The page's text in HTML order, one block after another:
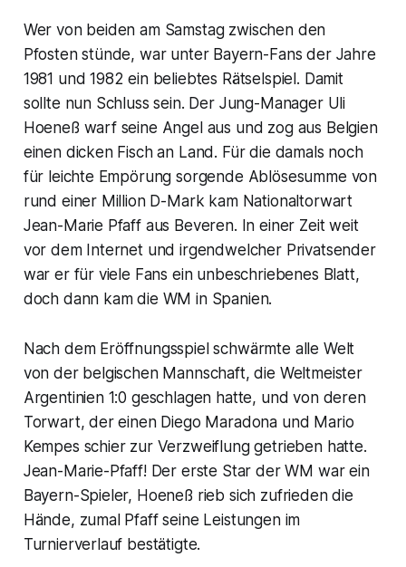
Wer von beiden am Samstag zwischen den
Pfosten stünde, war unter Bayern-Fans der Jahre
1981 und 1982 ein beliebtes Rätselspiel. Damit
sollte nun Schluss sein. Der Jung-Manager Uli
Hoeneß warf seine Angel aus und zog aus Belgien
einen dicken Fisch an Land. Für die damals noch
für leichte Empörung sorgende Ablösesumme von
rund einer Million D-Mark kam Nationaltorwart
Jean-Marie Pfaff aus Beveren. In einer Zeit weit
vor dem Internet und irgendwelcher Privatsender
war er für viele Fans ein unbeschriebenes Blatt,
doch dann kam die WM in Spanien.
Nach dem Eröffnungsspiel schwärmte alle Welt
von der belgischen Mannschaft, die Weltmeister
Argentinien 1:0 geschlagen hatte, und von deren
Torwart, der einen Diego Maradona und Mario
Kempes schier zur Verzweiflung getrieben hatte.
Jean-Marie-Pfaff! Der erste Star der WM war ein
Bayern-Spieler, Hoeneß rieb sich zufrieden die
Hände, zumal Pfaff seine Leistungen im
Turnierverlauf bestätigte.